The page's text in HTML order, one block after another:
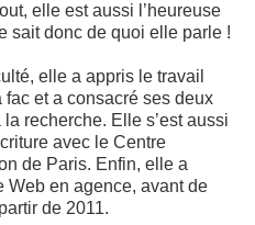
elle est aussi l’heureuse
sait donc de quoi elle parle !
elle a appris le travail
fac et a consacré ses deux
recherche. Elle s’est aussi
avec le Centre
de Paris. Enfin, elle a
Web en agence, avant de
de 2011.